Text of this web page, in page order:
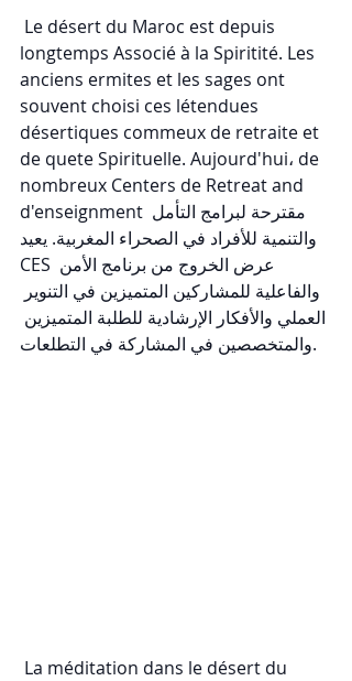
longtemps Associé à la Spiritité. Les
anciens ermites et les sages ont
souvent choisi ces létendues
désertiques commeux de retraite et
de quete Spirituelle. Aujourd'hui، de
nombreux Centers de Retreat and
d'enseignment مقترحة لبرامج التأمل
والتنمية للأفراد في الصحراء المغربية. يعيد
CES عرض الخروج من برنامج الأمن
والفاعلية للمشاركين المتميزين في التنوير
العملي والأفكار الإرشادية للطلبة المتميزين
والمتخصصين في المشاركة في التطلعات.